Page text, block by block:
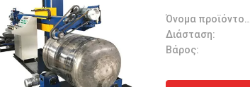
Όνομα προϊόντος:
Διάσταση:
Βάρος: